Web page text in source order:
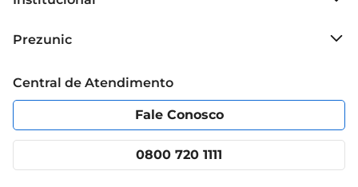
Giovanna Baby oferece em seus produtos.
Grupo Cencosud
Política de Privacidade
Portal do fornecedor
Cencosud Media
Prezunic
Código de Ética
App Prezunic
Central de Atendimento
Fale Conosco
0800 720 1111